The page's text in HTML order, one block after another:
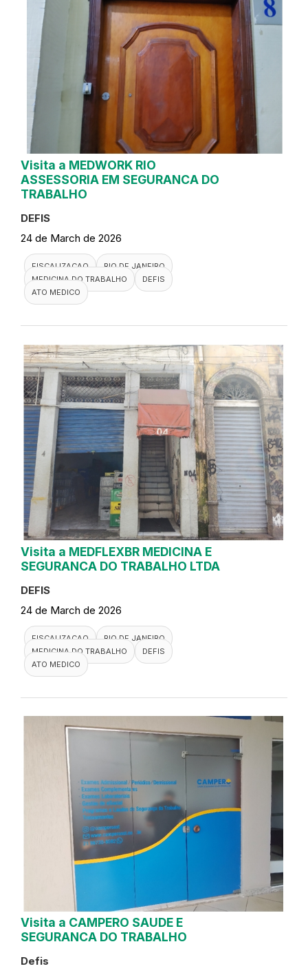
Visita a MEDWORK RIO
ASSESSORIA EM SEGURANCA DO
TRABALHO
DEFIS
24 de March de 2026
FISCALIZACAO
RIO DE JANEIRO
MEDICINA DO TRABALHO
DEFIS
ATO MEDICO
Visita a MEDFLEXBR MEDICINA E
SEGURANCA DO TRABALHO LTDA
DEFIS
24 de March de 2026
FISCALIZACAO
RIO DE JANEIRO
MEDICINA DO TRABALHO
DEFIS
ATO MEDICO
Visita a CAMPERO SAUDE E
SEGURANCA DO TRABALHO
Defis